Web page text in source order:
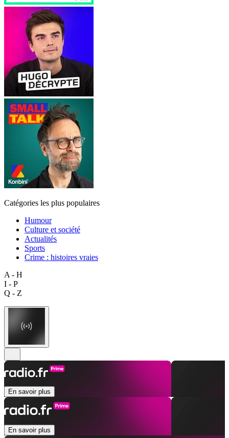
Catégories les plus populaires
Humour
Culture et société
Actualités
Sports
Crime : histoires vraies
A - H
I - P
Q - Z
En savoir plus
En savoir plus